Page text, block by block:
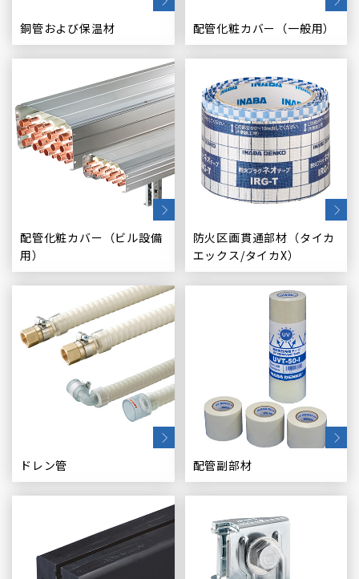
銅管および保温材 配管化粧カバー（一般用）
配管化粧カバー（ビル設備
用）
防火区画貫通部材（タイカ
エックス/タイカX）
ドレン管 配管副部材